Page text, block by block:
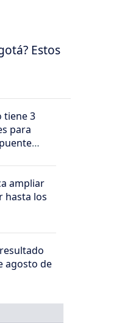
Estos
tiene 3
para
ampliar
hasta los
agosto de